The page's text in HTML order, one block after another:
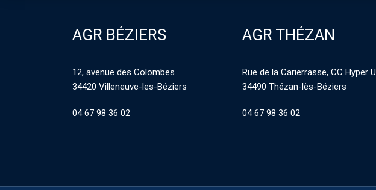
AGR BÉZIERS
12, avenue des Colombes
34420 Villeneuve-les-Béziers
04 67 98 36 02
AGR THÉZAN
Rue de la Carierrasse, CC Hyper U
34490 Thézan-lès-Béziers
04 67 98 36 02